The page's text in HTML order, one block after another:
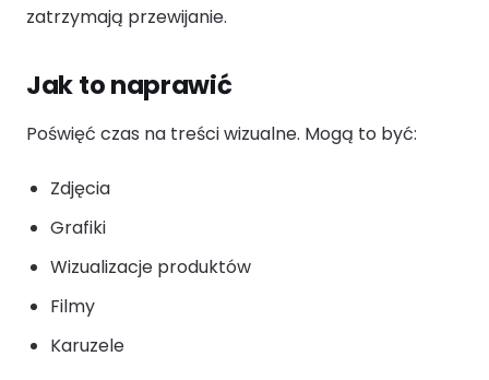
zatrzymają przewijanie.
Jak to naprawić
Poświęć czas na treści wizualne. Mogą to być:
Zdjęcia
Grafiki
Wizualizacje produktów
Filmy
Karuzele